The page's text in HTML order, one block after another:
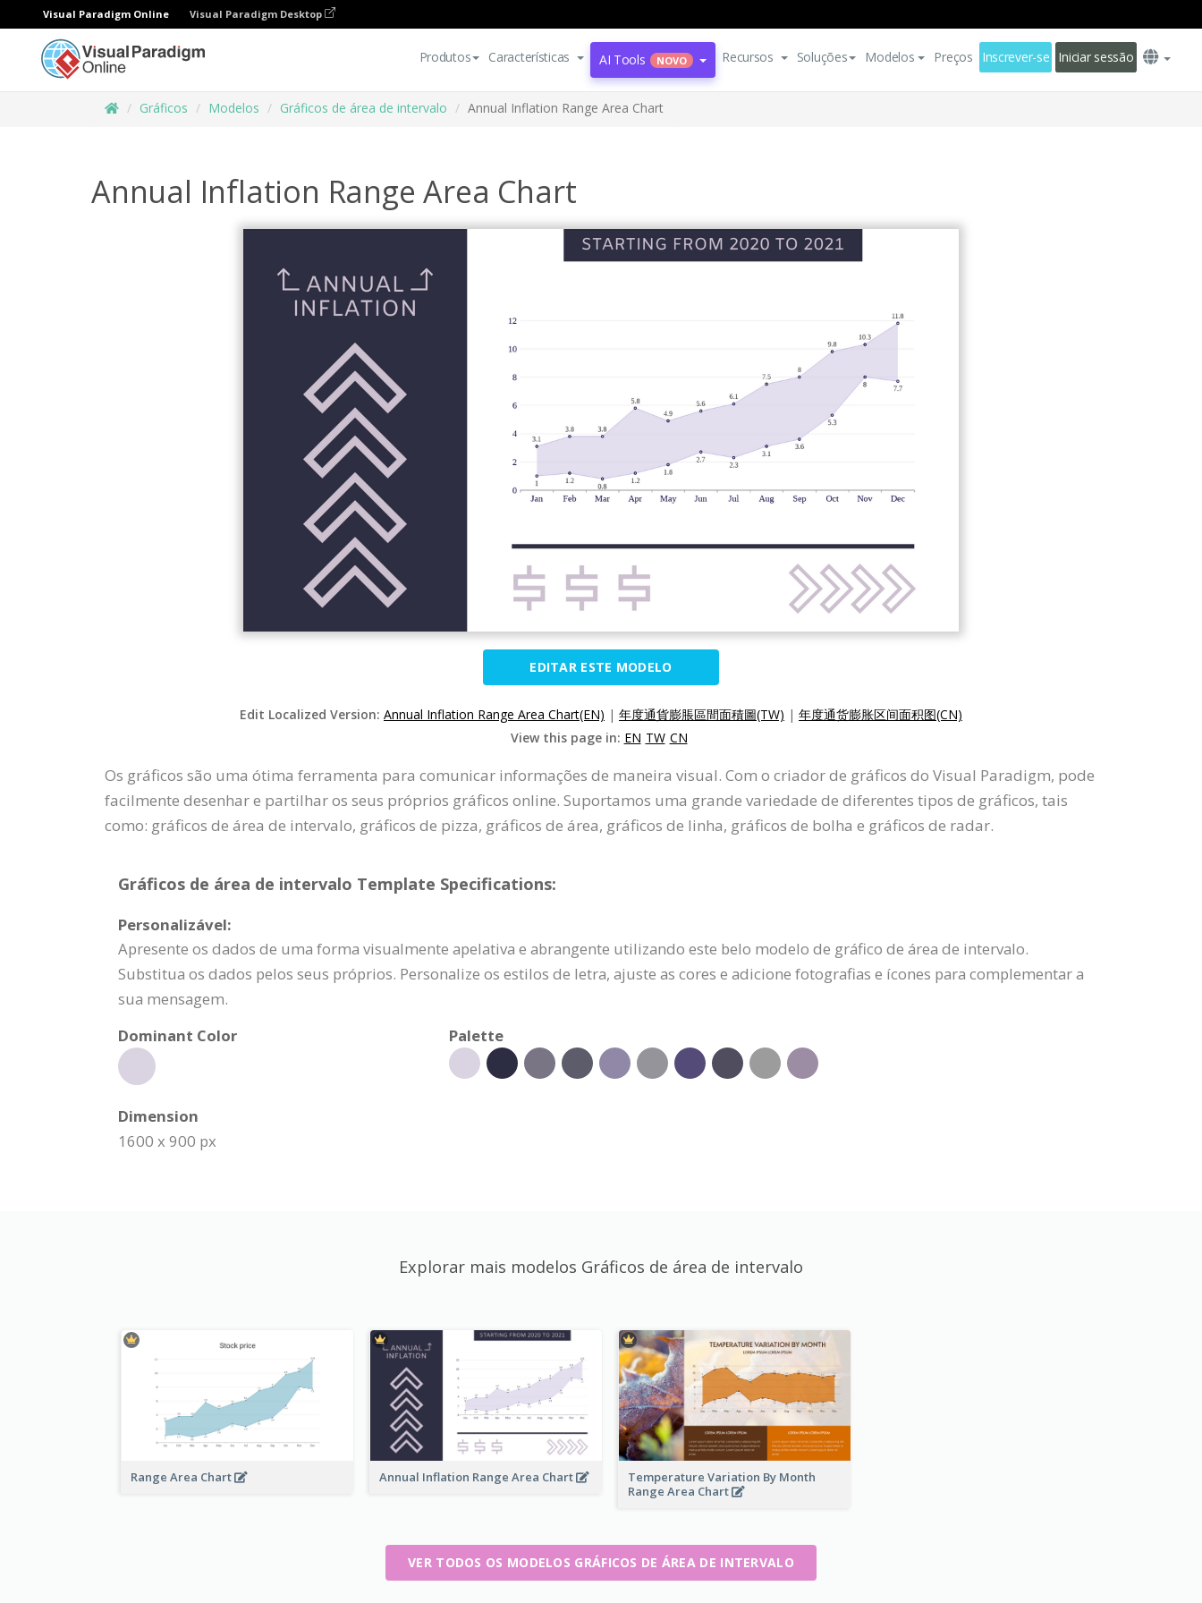
Visual Paradigm Online Visual Paradigm Desktop
Produtos Características AI Tools NOVO Recursos Soluções Modelos Preços Inscrever-se Iniciar sessão
Gráficos Modelos Gráficos de área de intervalo Annual Inflation Range Area Chart
Annual Inflation Range Area Chart
EDITAR ESTE MODELO
Edit Localized Version: Annual Inflation Range Area Chart(EN) | 年度通貨膨脹區間面積圖(TW) | 年度通货膨胀区间面积图(CN)
View this page in: EN TW CN
Os gráficos são uma ótima ferramenta para comunicar informações de maneira visual. Com o criador de gráficos do Visual Paradigm, pode
facilmente desenhar e partilhar os seus próprios gráficos online. Suportamos uma grande variedade de diferentes tipos de gráficos, tais
como: gráficos de área de intervalo, gráficos de pizza, gráficos de área, gráficos de linha, gráficos de bolha e gráficos de radar.
Gráficos de área de intervalo Template Specifications:
Personalizável:
Apresente os dados de uma forma visualmente apelativa e abrangente utilizando este belo modelo de gráfico de área de intervalo.
Substitua os dados pelos seus próprios. Personalize os estilos de letra, ajuste as cores e adicione fotografias e ícones para complementar a
sua mensagem.
Dominant Color
Palette
Dimension
1600 x 900 px
Explorar mais modelos Gráficos de área de intervalo
Range Area Chart Annual Inflation Range Area Chart
Temperature Variation By Month
Range Area Chart
VER TODOS OS MODELOS GRÁFICOS DE ÁREA DE INTERVALO